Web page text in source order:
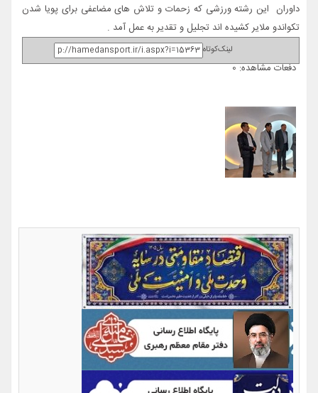
داوران این رشته ورزشی که زحمات و تلاش های مضاعفی برای پویا شدن
تکواندو ملایر کشیده اند تجلیل و تقدیر به عمل آمد .
لینک‌کوتاه
دفعات مشاهده: 0